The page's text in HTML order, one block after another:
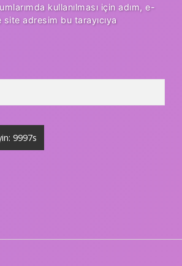
kullanılması için adım, e-
adresim bu tarayıcıya